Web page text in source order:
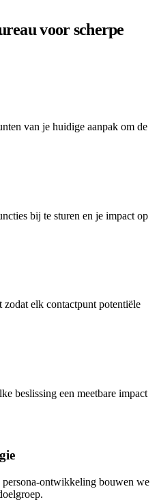
voor scherpe
van je huidige aanpak om de
bij te sturen en je impact op
elk contactpunt potentiële
beslissing een meetbare impact
ontwikkeling bouwen we